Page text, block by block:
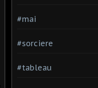
#mai
#sorciere
#tableau